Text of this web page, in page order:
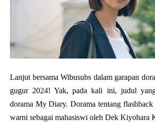
Lanjut bersama Wibusubs dalam garapan
gugur 2024! Yak, pada kali ini, judul
dorama My Diary. Dorama tentang
warni sebagai mahasiswi oleh Dek Kiyohara